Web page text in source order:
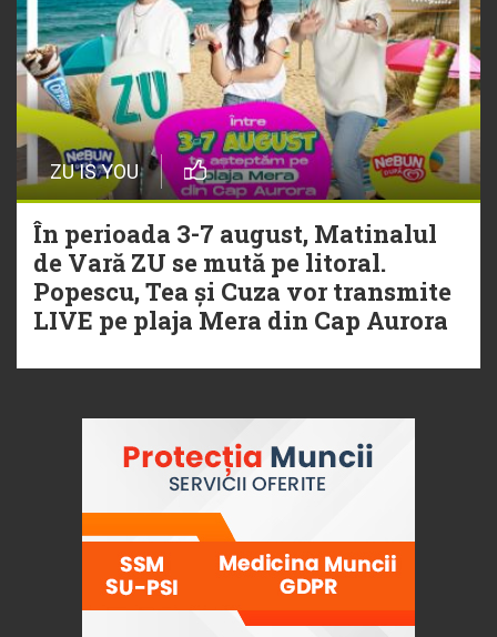
ZU IS YOU
În perioada 3-7 august, Matinalul
de Vară ZU se mută pe litoral.
Popescu, Tea și Cuza vor transmite
LIVE pe plaja Mera din Cap Aurora